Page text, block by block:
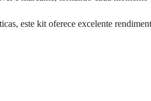
este kit oferece excelente